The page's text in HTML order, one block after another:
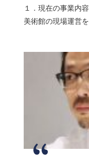
１．現在の事業内
美術館の現場運営